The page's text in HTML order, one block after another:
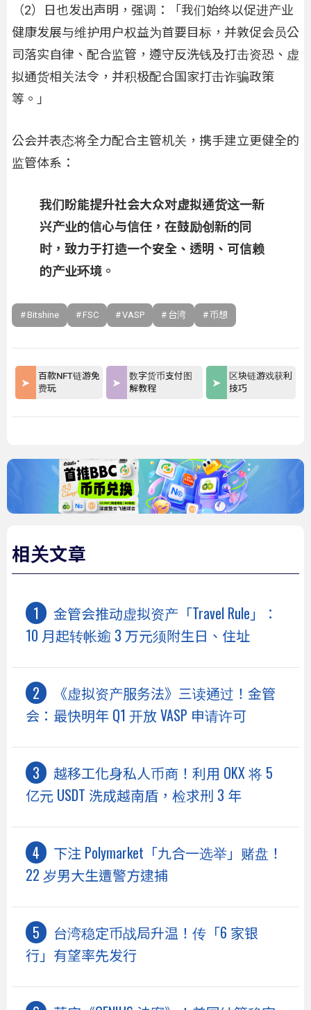
（2）日也发出声明，强调：「我们始终以促进产业
健康发展与维护用户权益为首要目标，并敦促会员公
司落实自律、配合监管，遵守反洗钱及打击资恐、虚
拟通货相关法令，并积极配合国家打击诈骗政策
等。」
公会并表态将全力配合主管机关，携手建立更健全的
监管体系：
我们盼能提升社会大众对虚拟通货这一新
兴产业的信心与信任，在鼓励创新的同
时，致力于打造一个安全、透明、可信赖
的产业环境。
Bitshine FSC VASP 台湾 币想
百款NFT链游免
费玩
数字货币支付图
解教程
区块链游戏获利
技巧
相关文章
金管会推动虚拟资产「Travel Rule」：
10 月起转帐逾 3 万元须附生日、住址
《虚拟资产服务法》三读通过！金管
会：最快明年 Q1 开放 VASP 申请许可
越移工化身私人币商！利用 OKX 将 5
亿元 USDT 洗成越南盾，检求刑 3 年
下注 Polymarket「九合一选举」赌盘！
22 岁男大生遭警方逮捕
台湾稳定币战局升温！传「6 家银
行」有望率先发行